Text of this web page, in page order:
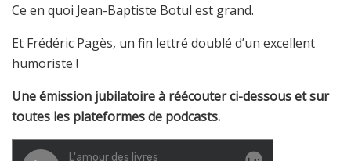
Ce en quoi Jean-Baptiste Botul est grand.
Et Frédéric Pagès, un fin lettré doublé d’un excellent
humoriste !
Une émission jubilatoire à réécouter ci-dessous et sur
toutes les plateformes de podcasts.